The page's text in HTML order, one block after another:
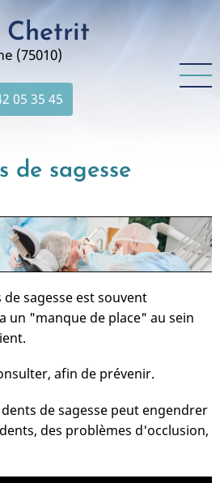
Chetrit
(75010)
05 35 45
de sagesse
sagesse est souvent
un "manque de place" au sein
afin de prévenir.
de sagesse peut engendrer
des problèmes d'occlusion,